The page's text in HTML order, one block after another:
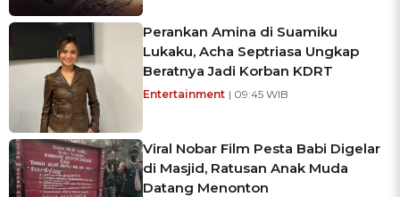
Perankan Amina di Suamiku
Lukaku, Acha Septriasa Ungkap
Beratnya Jadi Korban KDRT
Entertainment | 09:45 WIB
Viral Nobar Film Pesta Babi Digelar
di Masjid, Ratusan Anak Muda
Datang Menonton